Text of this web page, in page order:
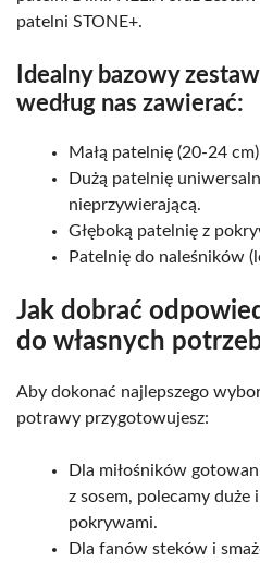
patelni STONE+.
Idealny bazowy
według nas zawierać:
Małą patelnię (20-24
Dużą patelnię
nieprzywierającą.
Głęboką patelnię z
Patelnię do naleśników
Jak dobrać
do własnych
Aby dokonać najlepszego
potrawy przygotowujesz:
Dla miłośników
z sosem, polecamy duże
pokrywami.
Dla fanów steków i